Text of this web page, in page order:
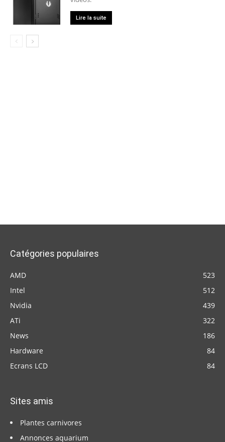
Lire la suite
Catégories populaires
AMD
523
Intel
512
Nvidia
439
ATi
322
News
186
Hardware
84
Ecrans LCD
84
Sites amis
Plantes carnivores
Annonces aquarium